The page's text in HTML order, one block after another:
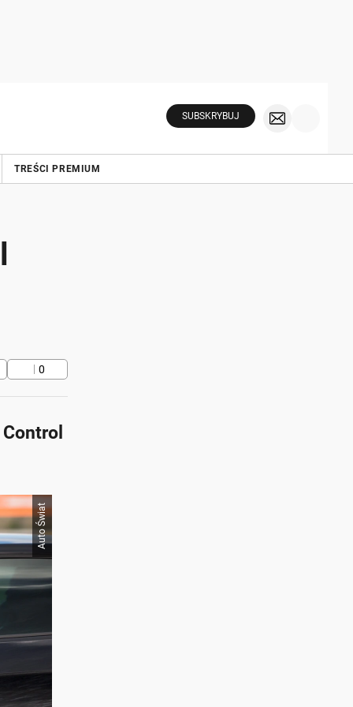
SUBSKRYBUJ
TREŚCI PREMIUM
0
Auto Świat